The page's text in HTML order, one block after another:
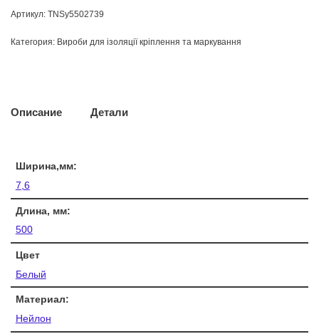
Артикул: TNSy5502739
Категория: Вироби для ізоляції кріплення та маркування
Описание Детали
Ширина,мм:
7,6
Длина, мм:
500
Цвет
Белый
Материал:
Нейлон